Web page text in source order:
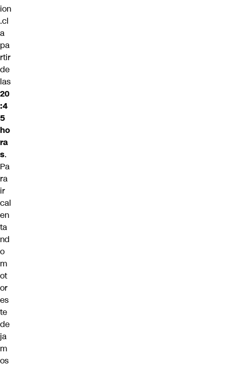
ion
.cl
a
pa
rtir
de
las
20
:4
5
ho
ra
s.
Pa
ra
ir
cal
en
ta
nd
o
m
ot
or
es
te
de
ja
m
os